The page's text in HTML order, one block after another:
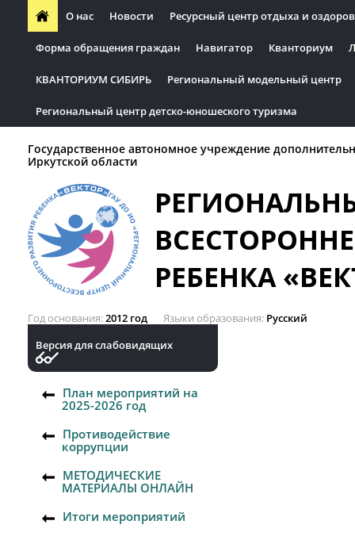
О нас Новости Ресурсный центр отдыха и
Форма обращения граждан Навигатор Кванториум
КВАНТОРИУМ СИБИРЬ Региональный модельный центр
Региональный центр детско-юношеского туризма
Государственное автономное учреждение
Иркутской области
РЕБЕНКА
Год основания 2012 год Языки образования Русский
Версия для слабовидящих
План мероприятий на
2025-2026 год
Противодействие
коррупции
МЕТОДИЧЕСКИЕ
МАТЕРИАЛЫ ОНЛАЙН
Итоги мероприятий